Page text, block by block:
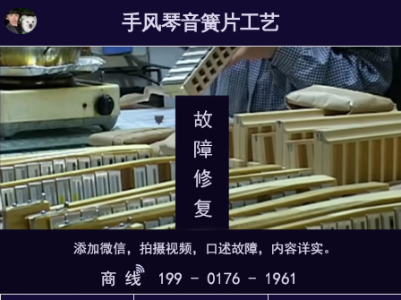
手风琴音簧片工艺